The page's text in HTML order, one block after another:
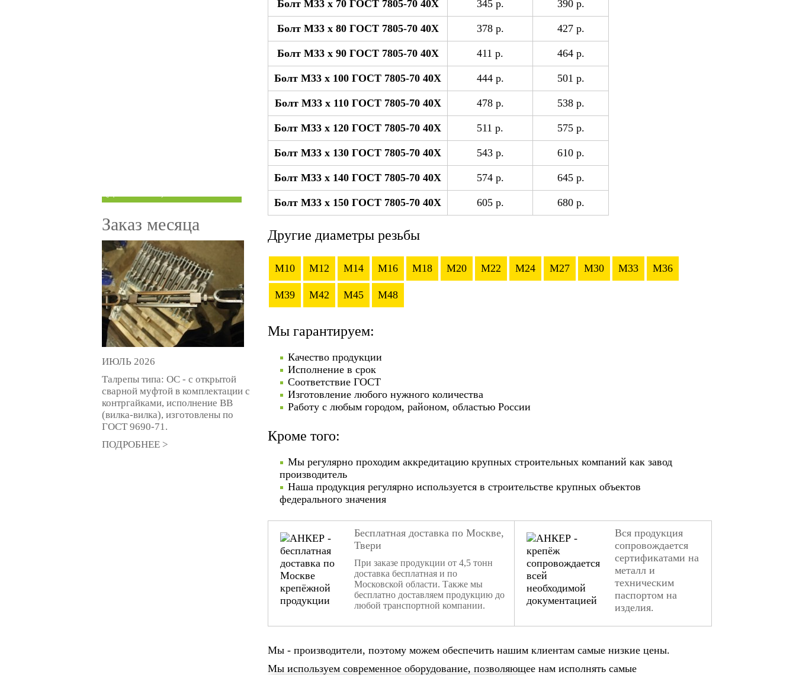
Болт М33 x 70 ГОСТ 7805-70 40Х 345 р. 390 р.
Болт М33 x 80 ГОСТ 7805-70 40Х 378 р. 427 р.
Болт М33 x 90 ГОСТ 7805-70 40Х 411 р. 464 р.
Болт М33 x 100 ГОСТ 7805-70 40Х 444 р. 501 р.
Болт М33 x 110 ГОСТ 7805-70 40Х 478 р. 538 р.
Болт М33 x 120 ГОСТ 7805-70 40Х 511 р. 575 р.
Болт М33 x 130 ГОСТ 7805-70 40Х 543 р. 610 р.
Болт М33 x 140 ГОСТ 7805-70 40Х 574 р. 645 р.
Болт М33 x 150 ГОСТ 7805-70 40Х 605 р. 680 р.
Другие диаметры резьбы
M10 M12 M14 M16 M18 M20 M22 M24 M27 M30 M33 M36
M39 M42 M45 M48
Мы гарантируем:
Качество продукции
Исполнение в срок
Соответствие ГОСТ
Изготовление любого нужного количества
Работу с любым городом, районом, областью России
Кроме того:
Мы регулярно проходим аккредитацию крупных строительных компаний как завод
производитель
Наша продукция регулярно используется в строительстве крупных объектов
федерального значения
Бесплатная доставка по Москве,
Твери
При заказе продукции от 4,5 тонн
доставка бесплатная и по
Московской области. Также мы
бесплатно доставляем продукцию до
любой транспортной компании.
Вся продукция
сопровождается
сертификатами на
металл и
техническим
паспортом на
изделия.
Мы - производители, поэтому можем обеспечить нашим клиентам самые низкие цены.
Мы используем современное оборудование, позволяющее нам исполнять самые
Заказ месяца
ИЮЛЬ 2026
Талрепы типа: ОС - с открытой
сварной муфтой в комплектации с
контргайками, исполнение ВВ
(вилка-вилка), изготовлены по
ГОСТ 9690-71.
ПОДРОБНЕЕ >